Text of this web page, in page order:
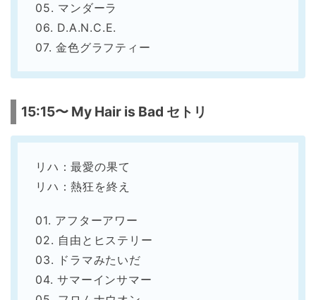
05. マンダーラ
06. D.A.N.C.E.
07. 金色グラフティー
15:15〜 My Hair is Bad セトリ
リハ：最愛の果て
リハ：熱狂を終え
01. アフターアワー
02. 自由とヒステリー
03. ドラマみたいだ
04. サマーインサマー